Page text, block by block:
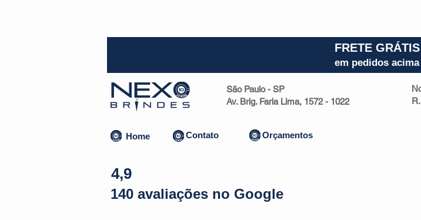
FRETE
em pedidos acima
São Paulo - SP
Av. Brig. Faria Lima, 1572 - 1022
Home Contato Orçamentos
4,9
140 avaliações no Google